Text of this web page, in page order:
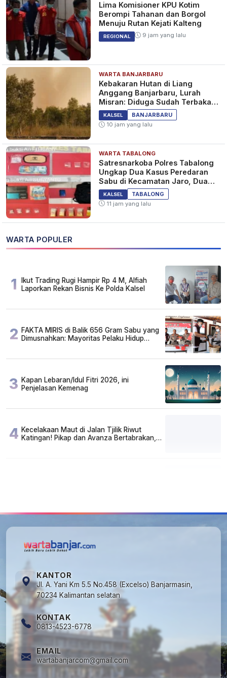
Lima Komisioner KPU Kotim
Berompi Tahanan dan Borgol
Menuju Rutan Kejati Kalteng
REGIONAL 9 jam yang lalu
WARTA BANJARBARU
Kebakaran Hutan di Liang
Anggang Banjarbaru, Lurah
Misran: Diduga Sudah Terbakar
Sejak Tadi Malam
KALSEL
BANJARBARU
10 jam yang lalu
WARTA TABALONG
Satresnarkoba Polres Tabalong
Ungkap Dua Kasus Peredaran
Sabu di Kecamatan Jaro, Dua
Pelaku Diamankan
KALSEL
TABALONG
11 jam yang lalu
WARTA POPULER
1
Ikut Trading Rugi Hampir Rp 4 M, Alfiah
Laporkan Rekan Bisnis Ke Polda Kalsel
2 FAKTA MIRIS di Balik 656 Gram Sabu yang
Dimusnahkan: Mayoritas Pelaku Hidup
3 Kapan Lebaran/Idul Fitri 2026, ini
Penjelasan Kemenag
4 Kecelakaan Maut di Jalan Tjilik Riwut
Katingan! Pikap dan Avanza Bertabrakan,
KANTOR
Jl. A. Yani Km 5.5 No.458 (Excelso) Banjarmasin,
70234 Kalimantan selatan
KONTAK
0813-4523-6778
EMAIL
wartabanjarcom@gmail.com